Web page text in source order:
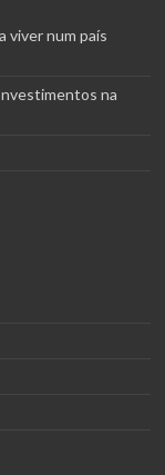
viver num país
na